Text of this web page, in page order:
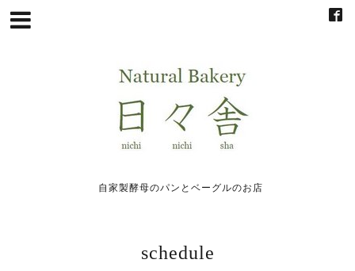
自家製酵母のパンとベーグルのお店
schedule